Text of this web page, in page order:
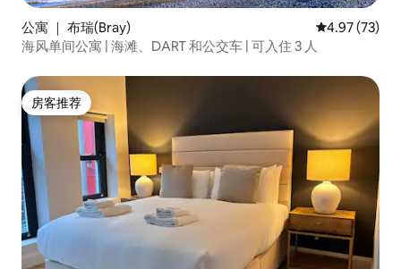
公寓 ｜ 布瑞(Bray) 平均评分
4.97 (73)
海风单间公寓 | 海滩、DART 和公交车 | 可入住 3 人
房客推荐
房客推荐